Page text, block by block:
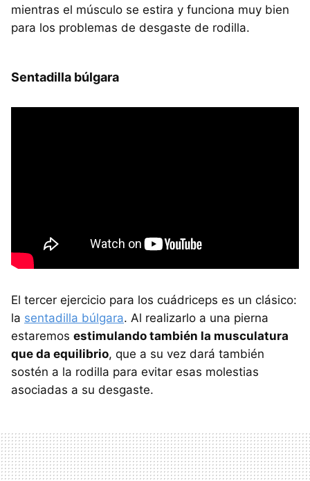
mientras el músculo se estira y funciona muy bien
para los problemas de desgaste de rodilla.
Sentadilla búlgara
El tercer ejercicio para los cuádriceps es un clásico:
la sentadilla búlgara. Al realizarlo a una pierna
estaremos estimulando también la musculatura
que da equilibrio, que a su vez dará también
sostén a la rodilla para evitar esas molestias
asociadas a su desgaste.